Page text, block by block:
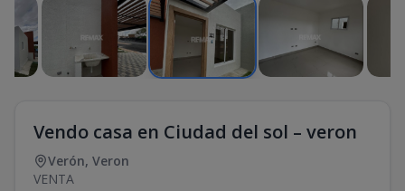
Vendo casa en Ciudad del sol – veron
Verón, Veron
VENTA